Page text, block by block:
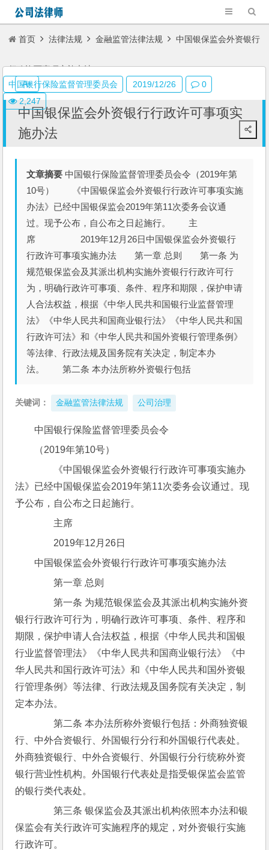
首页 法律法规 金融监管法律法规 中国银保监会外资银行
行政许可事项实施办法
中国银保监会外资银行行政许可事项实
施办法
文章摘要 中国银行保险监督管理委员会令（2019年第
10号） 《中国银保监会外资银行行政许可事项实施
办法》已经中国银保监会2019年第11次委务会议通
过。现予公布，自公布之日起施行。 主
席 2019年12月26日中国银保监会外资银行
行政许可事项实施办法 第一章 总则 第一条 为
规范银保监会及其派出机构实施外资银行行政许可行
为，明确行政许可事项、条件、程序和期限，保护申请
人合法权益，根据《中华人民共和国银行业监督管理
法》《中华人民共和国商业银行法》《中华人民共和国
行政许可法》和《中华人民共和国外资银行管理条例》
等法律、行政法规及国务院有关决定，制定本办
法。 第二条 本办法所称外资银行包括
关键词： 金融监管法律法规 公司治理
中国银行保险监督管理委员会令
（2019年第10号）
《中国银保监会外资银行行政许可事项实施办
法》已经中国银保监会2019年第11次委务会议通过。现
予公布，自公布之日起施行。
主席
2019年12月26日
中国银保监会外资银行行政许可事项实施办法
第一章 总则
第一条 为规范银保监会及其派出机构实施外资
银行行政许可行为，明确行政许可事项、条件、程序和
期限，保护申请人合法权益，根据《中华人民共和国银
行业监督管理法》《中华人民共和国商业银行法》《中
华人民共和国行政许可法》和《中华人民共和国外资银
行管理条例》等法律、行政法规及国务院有关决定，制
定本办法。
第二条 本办法所称外资银行包括：外商独资银
行、中外合资银行、外国银行分行和外国银行代表处。
外商独资银行、中外合资银行、外国银行分行统称外资
银行营业性机构。外国银行代表处是指受银保监会监管
的银行类代表处。
第三条 银保监会及其派出机构依照本办法和银
保监会有关行政许可实施程序的规定，对外资银行实施
行政许可。
中国银行保险监督管理委员会 2019/12/26
0
2,247
A+